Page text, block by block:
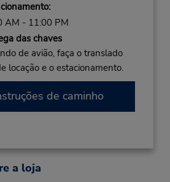
AM - 11:00 PM
das chaves
de avião, faça o translado
locação e o estacionamento.
de caminho
a loja